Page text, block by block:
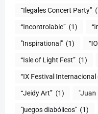
“Ilegales Concert Party”
“Incontrolable” (1)
"Inspirational" (1)
“Isle of Light Fest” (1)
“IX Festival
“Jeidy Art” (1) "Juan
"juegos diabólicos" (1)